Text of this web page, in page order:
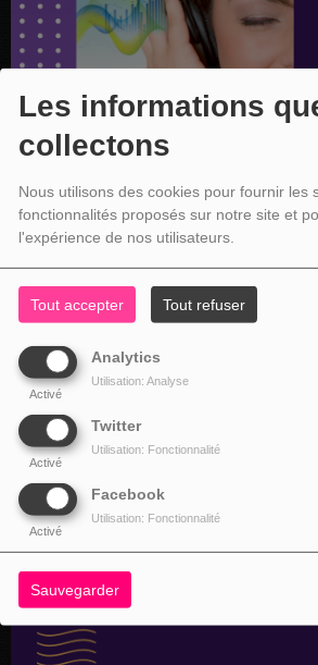
Les informations
collectons
Nous utilisons des cookies pour fournir les
fonctionnalités proposés sur notre site et
l'expérience de nos utilisateurs.
Tout accepter Tout refuser
Analytics
Activé
Utilisation: Analyse
Twitter
Activé
Utilisation: Fonctionnalité
Facebook
Activé
Utilisation: Fonctionnalité
Sauvegarder